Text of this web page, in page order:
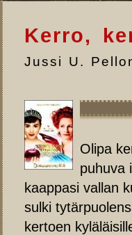
Kerro,
Jussi U.
Olipa
puhuva
kaappasi vallan
sulki
kertoen